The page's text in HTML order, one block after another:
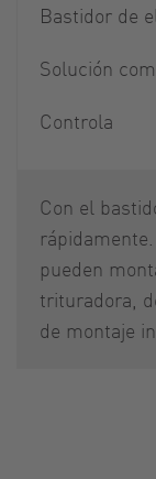
Bastidor de
Solución
Controla
Con el
pueden
trituradora,
de montaje